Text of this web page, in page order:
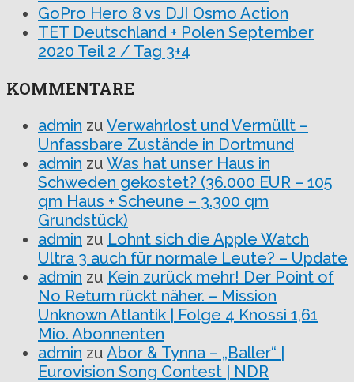
GoPro Hero 8 vs DJI Osmo Action
TET Deutschland + Polen September
2020 Teil 2 / Tag 3+4
KOMMENTARE
admin zu Verwahrlost und Vermüllt –
Unfassbare Zustände in Dortmund
admin zu Was hat unser Haus in
Schweden gekostet? (36.000 EUR – 105
qm Haus + Scheune – 3.300 qm
Grundstück)
admin zu Lohnt sich die Apple Watch
Ultra 3 auch für normale Leute? – Update
admin zu Kein zurück mehr! Der Point of
No Return rückt näher. – Mission
Unknown Atlantik | Folge 4 Knossi 1,61
Mio. Abonnenten
admin zu Abor & Tynna – „Baller“ |
Eurovision Song Contest | NDR